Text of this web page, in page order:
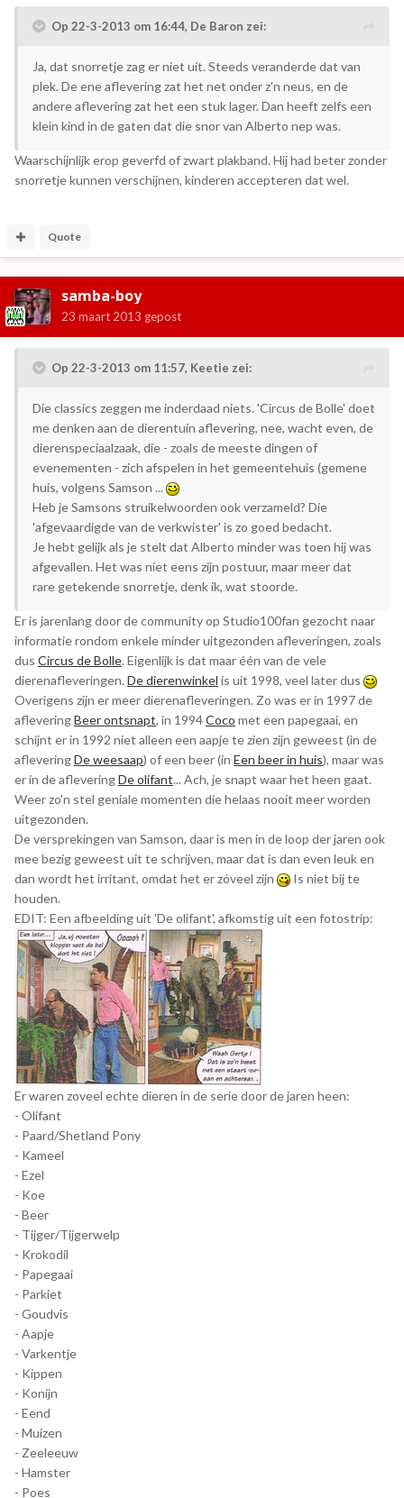
Op 22-3-2013 om 16:44, De Baron zei:
Ja, dat snorretje zag er niet uit. Steeds veranderde dat van
plek. De ene aflevering zat het net onder z'n neus, en de
andere aflevering zat het een stuk lager. Dan heeft zelfs een
klein kind in de gaten dat die snor van Alberto nep was.
Waarschijnlijk erop geverfd of zwart plakband. Hij had beter zonder
snorretje kunnen verschijnen, kinderen accepteren dat wel.
Quote
samba-boy
23 maart 2013 gepost
Op 22-3-2013 om 11:57, Keetie zei:
Die classics zeggen me inderdaad niets. 'Circus de Bolle' doet
me denken aan de dierentuin aflevering, nee, wacht even, de
dierenspeciaalzaak, die - zoals de meeste dingen of
evenementen - zich afspelen in het gemeentehuis (gemene
huis, volgens Samson ...
Heb je Samsons struikelwoorden ook verzameld? Die
'afgevaardigde van de verkwister' is zo goed bedacht.
Je hebt gelijk als je stelt dat Alberto minder was toen hij was
afgevallen. Het was niet eens zijn postuur, maar meer dat
rare getekende snorretje, denk ik, wat stoorde.
Er is jarenlang door de community op Studio100fan gezocht naar
informatie rondom enkele minder uitgezonden afleveringen, zoals
dus Circus de Bolle. Eigenlijk is dat maar één van de vele
dierenafleveringen. De dierenwinkel is uit 1998, veel later dus
Overigens zijn er meer dierenafleveringen. Zo was er in 1997 de
afleveringBeer ontsnapt, in 1994Coco met een papegaai, en
schijnt er in 1992 niet alleen een aapje te zien zijn geweest (in de
afleveringDe weesaap) of een beer (in Een beer in huis), maar was
er in de afleveringDe olifant... Ach, je snapt waar het heen gaat.
Weer zo'n stel geniale momenten die helaas nooit meer worden
uitgezonden.
De versprekingen van Samson, daar is men in de loop der jaren ook
mee bezig geweest uit te schrijven, maar dat is dan even leuk en
dan wordt het irritant, omdat het er zóveel zijn
Is niet bij te
houden.
EDIT: Een afbeelding uit 'De olifant', afkomstig uit een fotostrip:
Er waren zoveel echte dieren in de serie door de jaren heen:
- Olifant
- Paard/Shetland Pony
- Kameel
- Ezel
- Koe
- Beer
- Tijger/Tijgerwelp
- Krokodil
- Papegaai
- Parkiet
- Goudvis
- Aapje
- Varkentje
- Kippen
- Konijn
- Eend
- Muizen
- Zeeleeuw
- Hamster
- Poes